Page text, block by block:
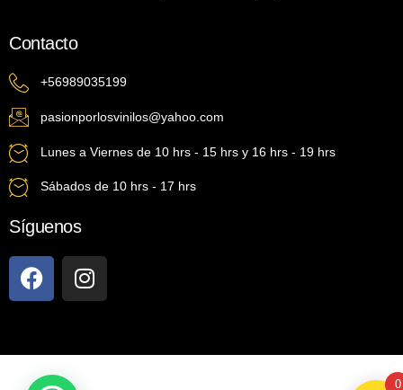
Contacto
+56989035199
pasionporlosvinilos@yahoo.com
Lunes a Viernes de 10 hrs - 15 hrs y 16 hrs - 19 hrs
Sábados de 10 hrs - 17 hrs
Síguenos
0